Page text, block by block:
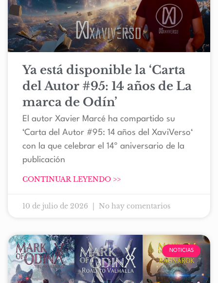
Ya está disponible la ‘Carta
del Autor #95: 14 años de La
marca de Odín’
El autor Xavier Marcé ha compartido su
‘Carta del Autor #95: 14 años del XaviVerso‘
con la que celebrar el 14º aniversario de la
publicación
CONTINUAR LEYENDO >>
10 de julio de 2026 No hay comentarios
NOTICIAS